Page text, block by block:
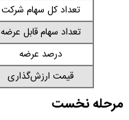
تعداد کل سهام شرکت
تعداد سهام قابل عرضه
درصد عرضه
قیمت ارزش‌گذاری
مرحله نخست